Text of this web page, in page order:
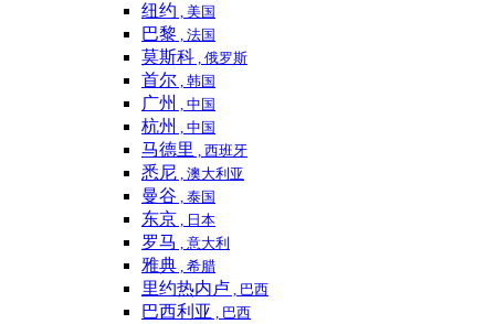
纽约 , 美国
巴黎 , 法国
莫斯科 , 俄罗斯
首尔 , 韩国
广州 , 中国
杭州 , 中国
马德里 , 西班牙
悉尼 , 澳大利亚
曼谷 , 泰国
东京 , 日本
罗马 , 意大利
雅典 , 希腊
里约热内卢 , 巴西
巴西利亚 , 巴西